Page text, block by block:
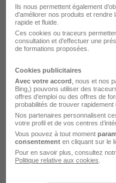
Emploi Hyères
Emploi Saint-Maximin-
Accueil Emploi
Emploi
Emploi Sécurité La
Emploi Gardien
Gardien - Non Logé - la
Ils nous permettent également
d'améliorer nos produits et rendre
rapide et fluide.
Ces cookies ou traceurs
consultation et d'effectuer une
de formations proposées.
Cookies publicitaires
Avec votre accord , nous et nos
Bing,) pouvons utiliser des
offres d’emploi ou des offres de
probabilités de trouver rapidement
Nos partenaires personnalisent
votre profil et de vos centres
Vous pouvez à tout moment
consentement en cliquant sur le
Pour en savoir plus, consultez
Politique relative aux cookies